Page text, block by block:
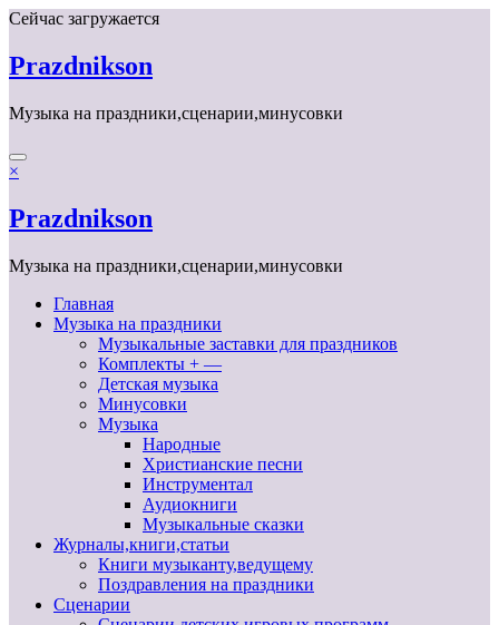
Перейти
содержимому
Сейчас загружается
Prazdnikson
Музыка на праздники,сценарии,минусовки
×
Prazdnikson
Музыка на праздники,сценарии,минусовки
Главная
Музыка на праздники
Музыкальные заставки для праздников
Комплекты + —
Детская музыка
Минусовки
Музыка
Народные
Христианские песни
Инструментал
Аудиокниги
Музыкальные сказки
Журналы,книги,статьи
Книги музыканту,ведущему
Поздравления на праздники
Сценарии